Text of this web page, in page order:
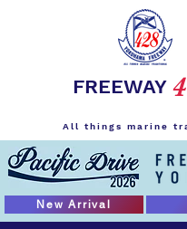
FREEWAY
All things marine
New Arrival